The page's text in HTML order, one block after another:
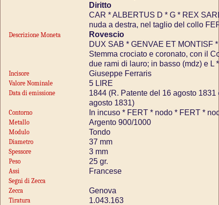
Descrizione Moneta
Diritto
CAR * ALBERTUS D * G * REX
nuda a destra, nel taglio del collo
Rovescio
DUX SAB * GENVAE ET MONTISF
Stemma crociato e coronato, con il
due rami di lauro; in basso (mdz) e L
Incisore Giuseppe Ferraris
Valore Nominale 5 LIRE
Data di emissione
1844 (R. Patente del 16 agosto
agosto 1831)
Contorno In incuso * FERT * nodo * FERT *
Metallo Argento 900/1000
Modulo Tondo
Diametro 37 mm
Spessore 3 mm
Peso 25 gr.
Assi Francese
Segni di Zecca
Zecca
Genova
Tiratura 1.043.163